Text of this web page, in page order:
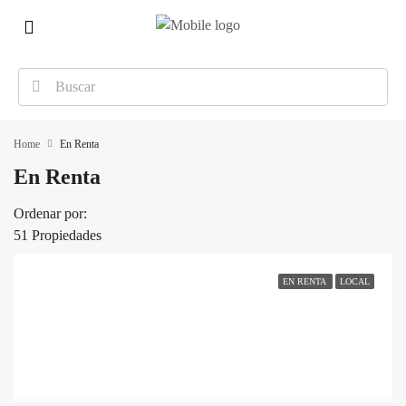
Home En Renta
En Renta
51 Propiedades
Ordenar por:
EN RENTA LOCAL